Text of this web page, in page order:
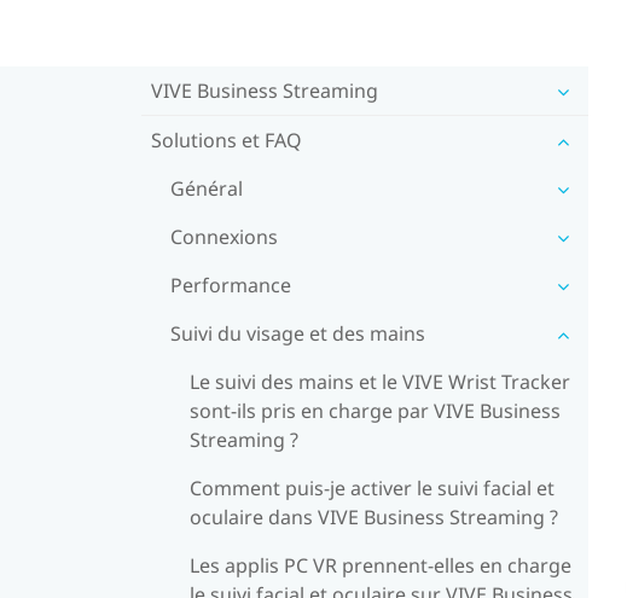
VIVE Business Streaming
Solutions et FAQ
Général
Connexions
Performance
Suivi du visage et des mains
Le suivi des mains et le VIVE Wrist Tracker
sont-ils pris en charge par VIVE Business
Streaming ?
Comment puis-je activer le suivi facial et
oculaire dans VIVE Business Streaming ?
Les applis PC VR prennent-elles en charge